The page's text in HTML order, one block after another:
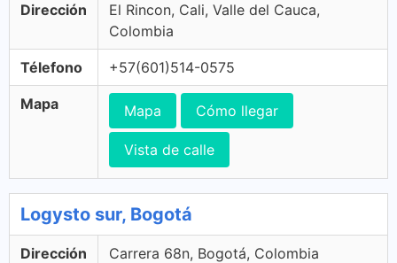
Dirección
El Rincon, Cali, Valle del Cauca,
Colombia
Télefono +57(601)514-0575
Mapa Mapa Cómo llegar
Vista de calle
Logysto sur, Bogotá
Dirección Carrera 68n, Bogotá, Colombia